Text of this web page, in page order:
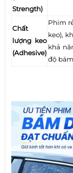
Strength)
Chất
lượng keo
(Adhesive)
Phim
keo),
khả
độ